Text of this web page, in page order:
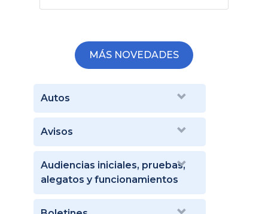
MÁS NOVEDADES
Autos
Avisos
Audiencias iniciales, pruebas,
alegatos y funcionamientos